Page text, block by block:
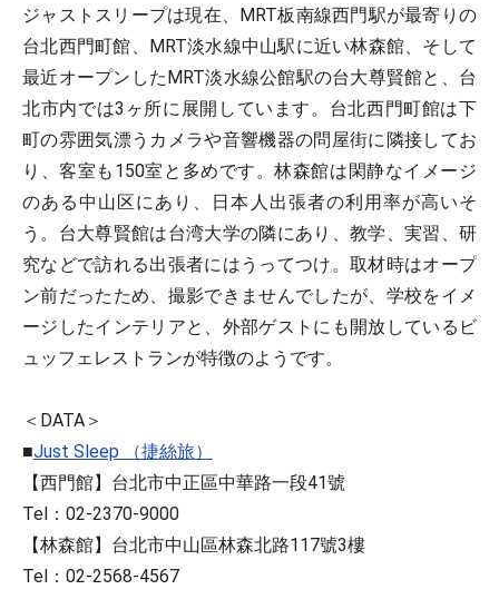
ジャストスリープは現在、MRT板南線西門駅が最寄りの
台北西門町館、MRT淡水線中山駅に近い林森館、そして
最近オープンしたMRT淡水線公館駅の台大尊賢館と、台
北市内では3ヶ所に展開しています。台北西門町館は下
町の雰囲気漂うカメラや音響機器の問屋街に隣接してお
り、客室も150室と多めです。林森館は閑静なイメージ
のある中山区にあり、日本人出張者の利用率が高いそ
う。台大尊賢館は台湾大学の隣にあり、教学、実習、研
究などで訪れる出張者にはうってつけ。取材時はオープ
ン前だったため、撮影できませんでしたが、学校をイメ
ージしたインテリアと、外部ゲストにも開放しているビ
ュッフェレストランが特徴のようです。
＜DATA＞
■Just Sleep （捷絲旅）
【西門館】台北市中正區中華路一段41號
Tel：02-2370-9000
【林森館】台北市中山區林森北路117號3樓
Tel：02-2568-4567